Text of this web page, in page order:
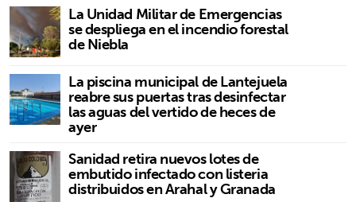
La Unidad Militar de Emergencias
se despliega en el incendio forestal
de Niebla
La piscina municipal de Lantejuela
reabre sus puertas tras desinfectar
las aguas del vertido de heces de
ayer
Sanidad retira nuevos lotes de
embutido infectado con listeria
distribuidos en Arahal y Granada